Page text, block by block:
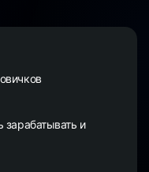
зарабатывать и